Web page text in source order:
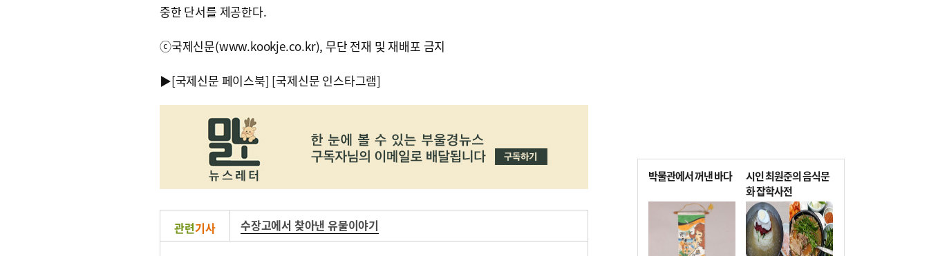
중한 단서를 제공한다.
ⓒ국제신문(www.kookje.co.kr), 무단 전재 및 재배포 금지
▶[국제신문 페이스북] [국제신문 인스타그램]
관련기사 수장고에서 찾아낸 유물이야기
박물관에서 꺼낸 바다
시인 최원준의 음식문
화 잡학사전